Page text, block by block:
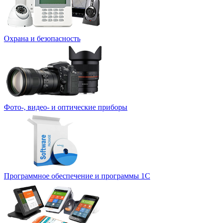
Охрана и безопасность
Фото-, видео- и оптические приборы
Программное обеспечение и программы 1С